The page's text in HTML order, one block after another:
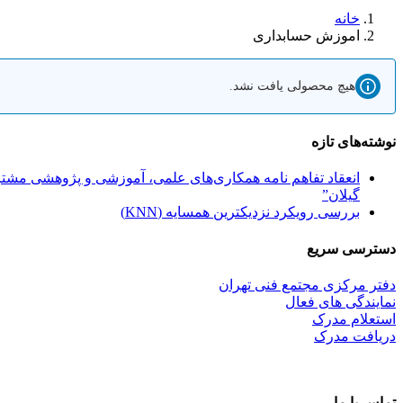
خانه
اموزش حسابداری
هیچ محصولی یافت نشد.
نوشته‌های تازه
انعقاد تفاهم نامه همکاری‌های علمی، آموزشی و پژوهشی
گیلان”
بررسی رویکرد نزدیکترین همسایه (KNN)
دسترسی سریع
دفتر مرکزی مجتمع فنی تهران
نمایندگی های فعال
استعلام مدرک
دریافت مدرک